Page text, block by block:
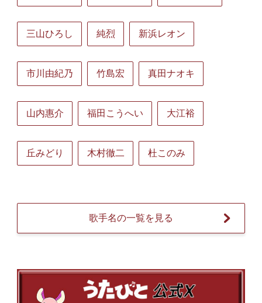
三山ひろし 純烈 新浜レオン
市川由紀乃 竹島宏 真田ナオキ
山内惠介 福田こうへい 大江裕
丘みどり 木村徹二 杜このみ
歌手名の一覧を見る